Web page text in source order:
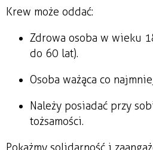
Krew może oddać:
Zdrowa osoba w wieku
do 60 lat).
Osoba ważąca co
Należy posiadać przy
tożsamości.